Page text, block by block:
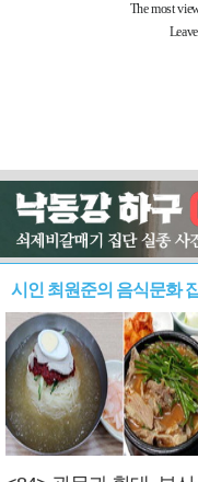
시인 최원준의 음식문화